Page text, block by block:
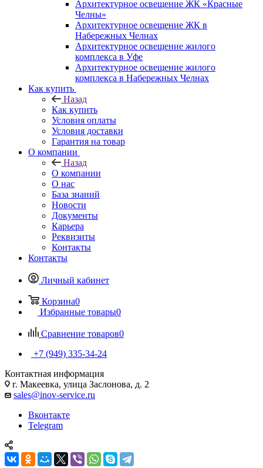
Архитектурное освещение ЖК «Красные
Челны»
Архитектурное освещение ЖК в
Набережных Челнах
Архитектурное освещение жилого
комплекса в Уфе
Архитектурное освещение жилого
комплекса в Набережных Челнах
Как купить
Назад
Как купить
Условия оплаты
Условия доставки
Гарантия на товар
О компании
Назад
О компании
О нас
База знаний
Новости
Документы
Карьера
Реквизиты
Контакты
Контакты
Личный кабинет
Корзина0
Избранные товары0
Сравнение товаров0
+7 (949) 335-34-24
Контактная информация
г. Макеевка, улица Заслонова, д. 2
sales@inov-service.ru
Вконтакте
Telegram